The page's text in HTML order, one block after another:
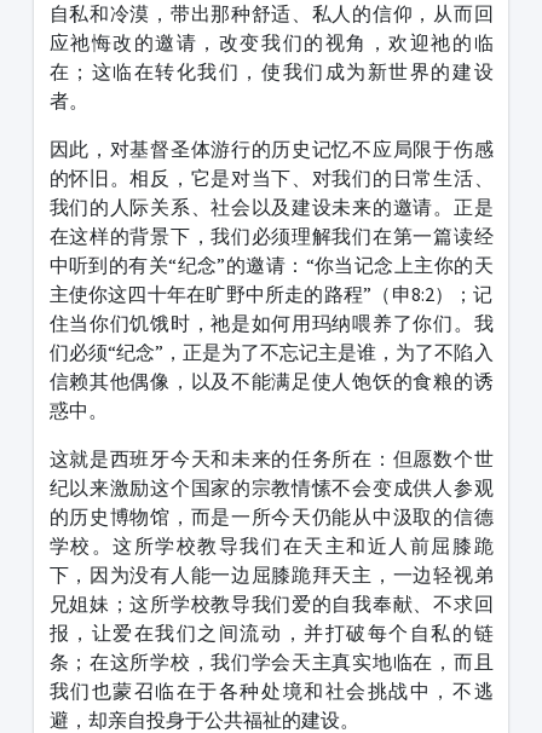
自私和冷漠，带出那种舒适、私人的信仰，从而回
应祂悔改的邀请，改变我们的视角，欢迎祂的临
在；这临在转化我们，使我们成为新世界的建设
者。
因此，对基督圣体游行的历史记忆不应局限于伤感
的怀旧。相反，它是对当下、对我们的日常生活、
我们的人际关系、社会以及建设未来的邀请。正是
在这样的背景下，我们必须理解我们在第一篇读经
中听到的有关“纪念”的邀请：“你当记念上主你的天
主使你这四十年在旷野中所走的路程”（申8:2）；记
住当你们饥饿时，祂是如何用玛纳喂养了你们。我
们必须“纪念”，正是为了不忘记主是谁，为了不陷入
信赖其他偶像，以及不能满足使人饱饫的食粮的诱
惑中。
这就是西班牙今天和未来的任务所在：但愿数个世
纪以来激励这个国家的宗教情愫不会变成供人参观
的历史博物馆，而是一所今天仍能从中汲取的信德
学校。这所学校教导我们在天主和近人前屈膝跪
下，因为没有人能一边屈膝跪拜天主，一边轻视弟
兄姐妹；这所学校教导我们爱的自我奉献、不求回
报，让爱在我们之间流动，并打破每个自私的链
条；在这所学校，我们学会天主真实地临在，而且
我们也蒙召临在于各种处境和社会挑战中，不逃
避，却亲自投身于公共福祉的建设。